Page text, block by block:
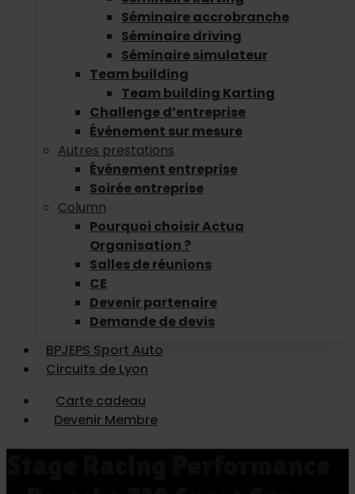
Séminaire accrobranche
Séminaire driving
Séminaire simulateur
Team building
Team building Karting
Challenge d’entreprise
Événement sur mesure
Autres prestations
Événement entreprise
Soirée entreprise
Column
Pourquoi choisir Actua
Organisation ?
Salles de réunions
CE
Devenir partenaire
Demande de devis
BPJEPS Sport Auto
Circuits de Lyon
Carte cadeau
Devenir Membre